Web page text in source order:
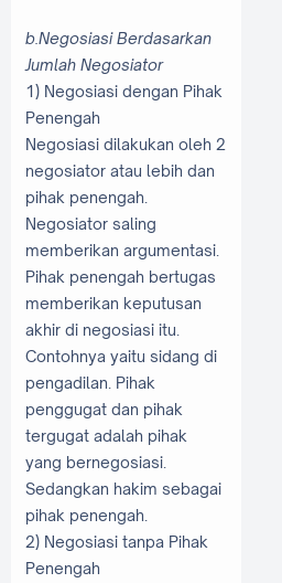
b.Negosiasi Berdasarkan
Jumlah Negosiator
1) Negosiasi dengan Pihak
Penengah
Negosiasi dilakukan oleh 2
negosiator atau lebih dan
pihak penengah.
Negosiator saling
memberikan argumentasi.
Pihak penengah bertugas
memberikan keputusan
akhir di negosiasi itu.
Contohnya yaitu sidang di
pengadilan. Pihak
penggugat dan pihak
tergugat adalah pihak
yang bernegosiasi.
Sedangkan hakim sebagai
pihak penengah.
2) Negosiasi tanpa Pihak
Penengah